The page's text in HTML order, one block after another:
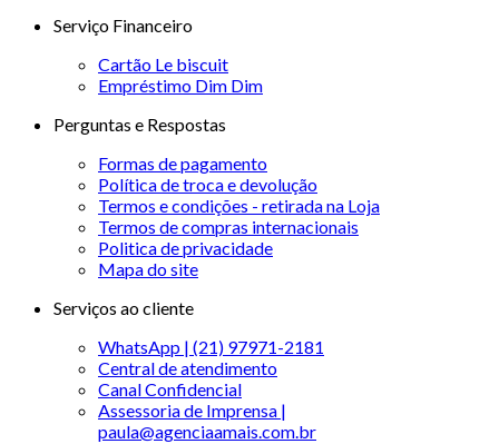
Serviço Financeiro
Cartão Le biscuit
Empréstimo Dim Dim
Perguntas e Respostas
Formas de pagamento
Política de troca e devolução
Termos e condições - retirada na Loja
Termos de compras internacionais
Politica de privacidade
Mapa do site
Serviços ao cliente
WhatsApp | (21) 97971-2181
Central de atendimento
Canal Confidencial
Assessoria de Imprensa |
paula@agenciaamais.com.br